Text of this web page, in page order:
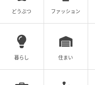
どうぶつ ファッション
暮らし 住まい